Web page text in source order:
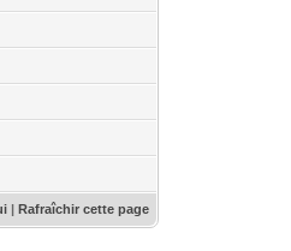
|Rafraîchir cette page